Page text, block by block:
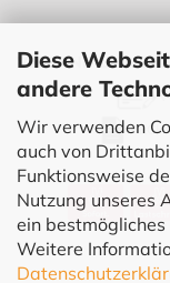
Diese
andere
Wir verwenden
auch von
Funktionsweise
Nutzung unseres
ein bestmögliches
Weitere
VERSAND UND